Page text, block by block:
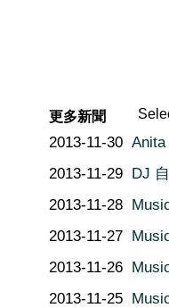
更多新聞
2013-11-30
2013-11-29 DJ
2013-11-28
2013-11-27
2013-11-26
2013-11-25